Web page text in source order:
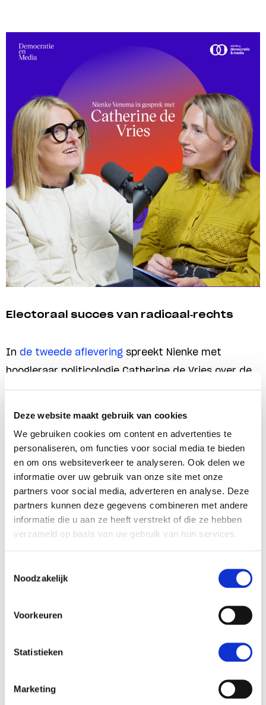
Deze website maakt gebruik van cookies
We gebruiken cookies om content en advertenties te
personaliseren, om functies voor social media te bieden
en om ons websiteverkeer te analyseren. Ook delen we
informatie over uw gebruik van onze site met onze
partners voor social media, adverteren en analyse. Deze
partners kunnen deze gegevens combineren met andere
informatie die u aan ze heeft verstrekt of die ze hebben
verzameld op basis van uw gebruik van hun services.
Noodzakelijk
Voorkeuren
Statistieken
Marketing
Electoraal succes van radicaal-rechts
In de tweede aflevering spreekt Nienke met
hoogleraar politicologie Catherine de Vries over de
Onlangs verscheen haar boekSymfonie van onvrede
dat begint bij een boer in Overijssel die langzaam
zijn vertrouwen in de politiek verliest. Waar hij
steevast CDA stemde, schuift hij langzaam maar
zeker op naar de LPF, om uiteindelijk bij de PVV uit
Overijssel is de vader van Catherine. Hoe kan het
doet? Welke rol spelen emoties bij electoraal